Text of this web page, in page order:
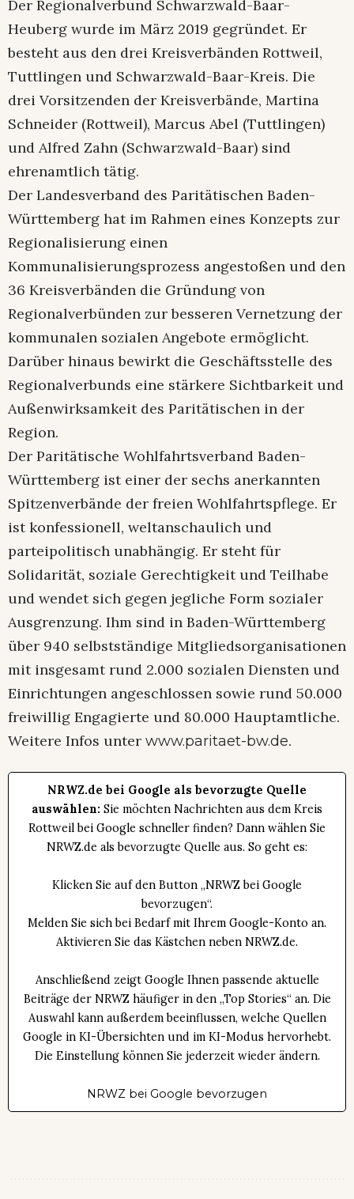
Der Regionalverbund Schwarzwald-Baar-
Heuberg wurde im März 2019 gegründet. Er
besteht aus den drei Kreisverbänden Rottweil,
Tuttlingen und Schwarzwald-Baar-Kreis. Die
drei Vorsitzenden der Kreisverbände, Martina
Schneider (Rottweil), Marcus Abel (Tuttlingen)
und Alfred Zahn (Schwarzwald-Baar) sind
ehrenamtlich tätig.
Der Landesverband des Paritätischen Baden-
Württemberg hat im Rahmen eines Konzepts zur
Regionalisierung einen
Kommunalisierungsprozess angestoßen und den
36 Kreisverbänden die Gründung von
Regionalverbünden zur besseren Vernetzung der
kommunalen sozialen Angebote ermöglicht.
Darüber hinaus bewirkt die Geschäftsstelle des
Regionalverbunds eine stärkere Sichtbarkeit und
Außenwirksamkeit des Paritätischen in der
Region.
Der Paritätische Wohlfahrtsverband Baden-
Württemberg ist einer der sechs anerkannten
Spitzenverbände der freien Wohlfahrtspflege. Er
ist konfessionell, weltanschaulich und
parteipolitisch unabhängig. Er steht für
Solidarität, soziale Gerechtigkeit und Teilhabe
und wendet sich gegen jegliche Form sozialer
Ausgrenzung. Ihm sind in Baden-Württemberg
über 940 selbstständige Mitgliedsorganisationen
mit insgesamt rund 2.000 sozialen Diensten und
Einrichtungen angeschlossen sowie rund 50.000
freiwillig Engagierte und 80.000 Hauptamtliche.
Weitere Infos unter www.paritaet-bw.de.
NRWZ.de bei Google als bevorzugte Quelle
auswählen: Sie möchten Nachrichten aus dem Kreis
Rottweil bei Google schneller finden? Dann wählen Sie
NRWZ.de als bevorzugte Quelle aus. So geht es:
Klicken Sie auf den Button „NRWZ bei Google
bevorzugen“.
Melden Sie sich bei Bedarf mit Ihrem Google-Konto an.
Aktivieren Sie das Kästchen neben NRWZ.de.
Anschließend zeigt Google Ihnen passende aktuelle
Beiträge der NRWZ häufiger in den „Top Stories“ an. Die
Auswahl kann außerdem beeinflussen, welche Quellen
Google in KI-Übersichten und im KI-Modus hervorhebt.
Die Einstellung können Sie jederzeit wieder ändern.
NRWZ bei Google bevorzugen